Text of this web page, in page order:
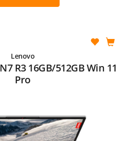
Lenovo
R3 16GB/512GB Win 11
Pro